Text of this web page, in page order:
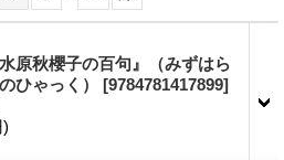
原秋櫻子の百句』（みずはら
ひゃっく） [9784781417899]